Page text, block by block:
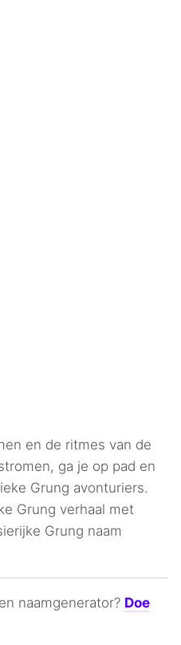
en de ritmes van de
ga je op pad en
Grung avonturiers.
Grung verhaal met
Grung naam
naamgenerator? Doe